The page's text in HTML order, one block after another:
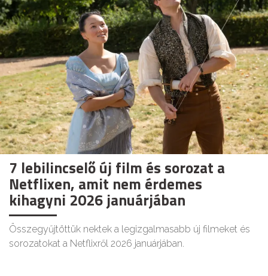
7 lebilincselő új film és sorozat a
Netflixen, amit nem érdemes
kihagyni 2026 januárjában
Összegyűjtöttük nektek a legizgalmasabb új filmeket és
sorozatokat a Netflixről 2026 januárjában.